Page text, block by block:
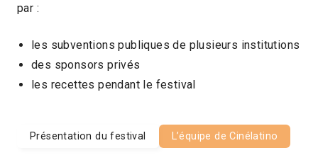
par :
les subventions publiques de plusieurs institutions
des sponsors privés
les recettes pendant le festival
Présentation du festival L’équipe de Cinélatino